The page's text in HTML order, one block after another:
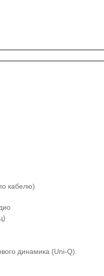
кабелю)
динамика (Uni-Q).